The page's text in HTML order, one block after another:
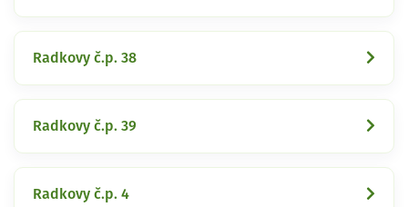
Radkovy č.p. 38
Radkovy č.p. 39
Radkovy č.p. 4